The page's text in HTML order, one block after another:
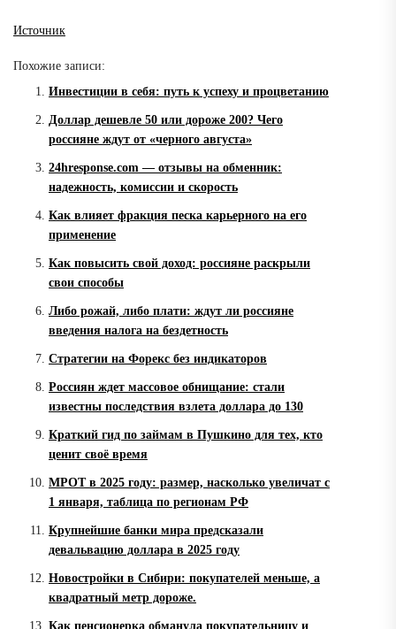
Источник
Похожие записи:
Инвестиции в себя: путь к успеху и процветанию
Доллар дешевле 50 или дороже 200? Чего
россияне ждут от «черного августа»
24hresponse.com — отзывы на обменник:
надежность, комиссии и скорость
Как влияет фракция песка карьерного на его
применение
Как повысить свой доход: россияне раскрыли
свои способы
Либо рожай, либо плати: ждут ли россияне
введения налога на бездетность
Стратегии на Форекс без индикаторов
Россиян ждет массовое обнищание: стали
известны последствия взлета доллара до 130
Краткий гид по займам в Пушкино для тех, кто
ценит своё время
МРОТ в 2025 году: размер, насколько увеличат с
1 января, таблица по регионам РФ
Крупнейшие банки мира предсказали
девальвацию доллара в 2025 году
Новостройки в Сибири: покупателей меньше, а
квадратный метр дороже.
Как пенсионерка обманула покупательницу и